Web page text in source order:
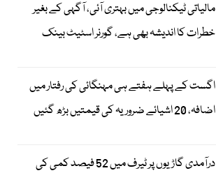
مالیاتی ٹیکنالوجی میں بہتری آئی، آگہی کے بغیر
خطرات کا اندیشہ بھی ہے، گورنر اسٹیٹ بینک
اگست کے پہلے ہفتے ہی مہنگائی کی رفتار میں
اضافہ، 20 اشیائے ضروریہ کی قیمتیں بڑھ گئیں
درآمدی گاڑیوں پر ٹیرف میں 52 فیصد کمی کی